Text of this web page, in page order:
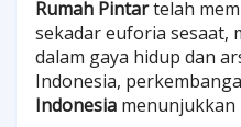
Rumah Pintartelah
sekadar euforia sesaat,
dalam gaya hidup dan
Indonesia,
Indonesia menunjukkan